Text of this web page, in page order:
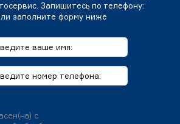
Запишитесь по телефону:
заполните форму ниже
с